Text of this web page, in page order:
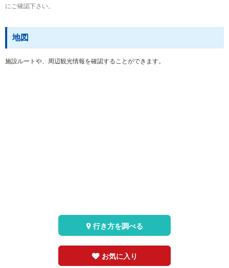
にご確認下さい。
地図
施設ルートや、周辺観光情報を確認することができます。
お気に入り
行き方を調べる